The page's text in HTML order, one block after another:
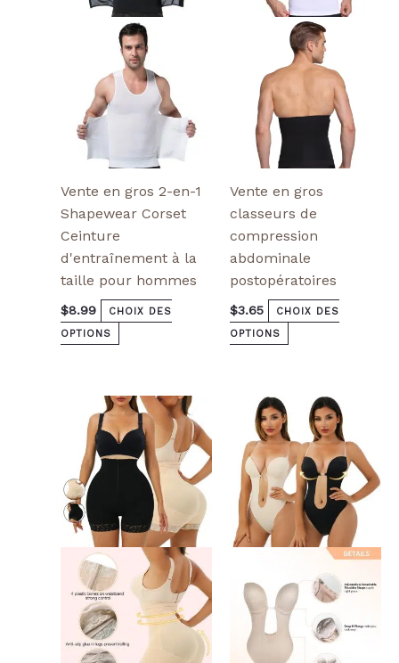
Vente en gros 2-en-1
Shapewear Corset
Ceinture
d'entraînement à la
taille pour hommes
$8.99
CHOIX DES
OPTIONS
options
peuvent
être
choisies
sur
de
produit
Vente en gros
classeurs de
compression
abdominale
postopératoires
$3.65
CHOIX DES
OPTIONS
options
peuvent
être
choisies
sur
la
de
produit
Ce
produit
a
plusieurs
variantes.
Les
options
peuvent
être
choisies
sur
la
produit
a
plusieurs
variantes.
Les
options
peuvent
être
choisies
sur
la